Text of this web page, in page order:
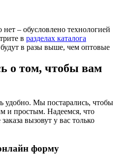
– обусловлено технологией
в разделах каталога
будут в разы выше, чем оптовые
о том, чтобы вам
удобно. Мы постарались, чтобы
и простым. Надеемся, что
вызовут у вас только
форму